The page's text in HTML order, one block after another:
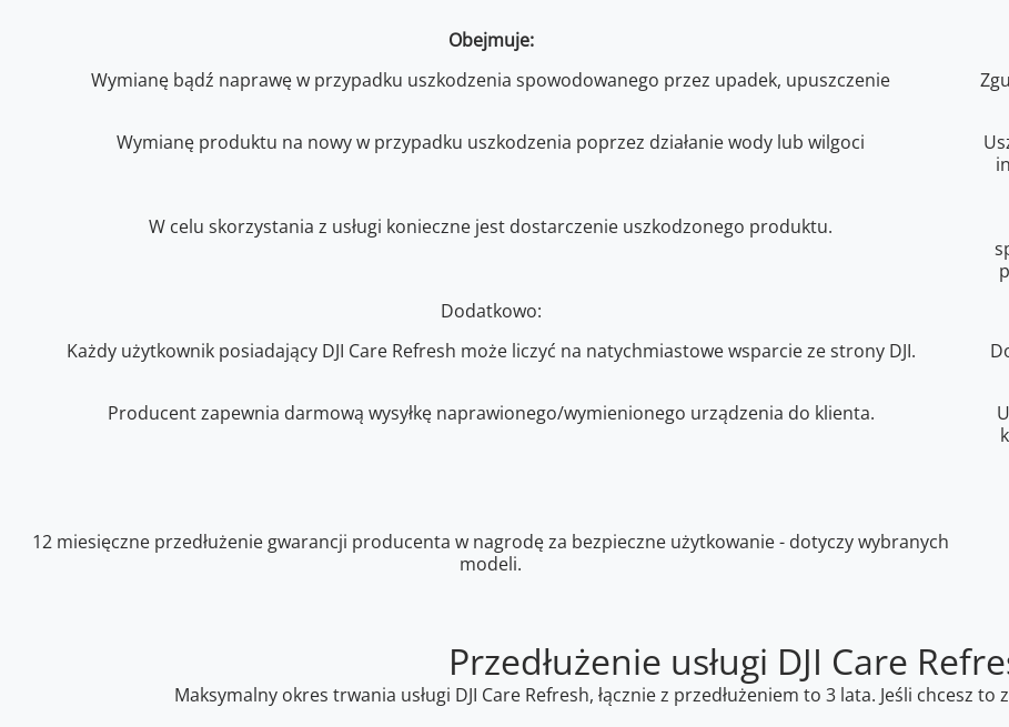
Obejmuje:
Wymianę bądź naprawę w przypadku uszkodzenia spowodowanego przez upadek, upuszczenie
Wymianę produktu na nowy w przypadku uszkodzenia poprzez działanie wody lub wilgoci
W celu skorzystania z usługi konieczne jest dostarczenie uszkodzonego produktu.
Dodatkowo:
Każdy użytkownik posiadający DJI Care Refresh może liczyć na natychmiastowe wsparcie ze strony DJI.
Producent zapewnia darmową wysyłkę naprawionego/wymienionego urządzenia do klienta.
12 miesięczne przedłużenie gwarancji producenta w nagrodę za bezpieczne użytkowanie - dotyczy wybranych
modeli.
Przedłużenie usługi DJI Care
Maksymalny okres trwania usługi DJI Care Refresh, łącznie z przedłużeniem to 3 lata. Jeśli chcesz